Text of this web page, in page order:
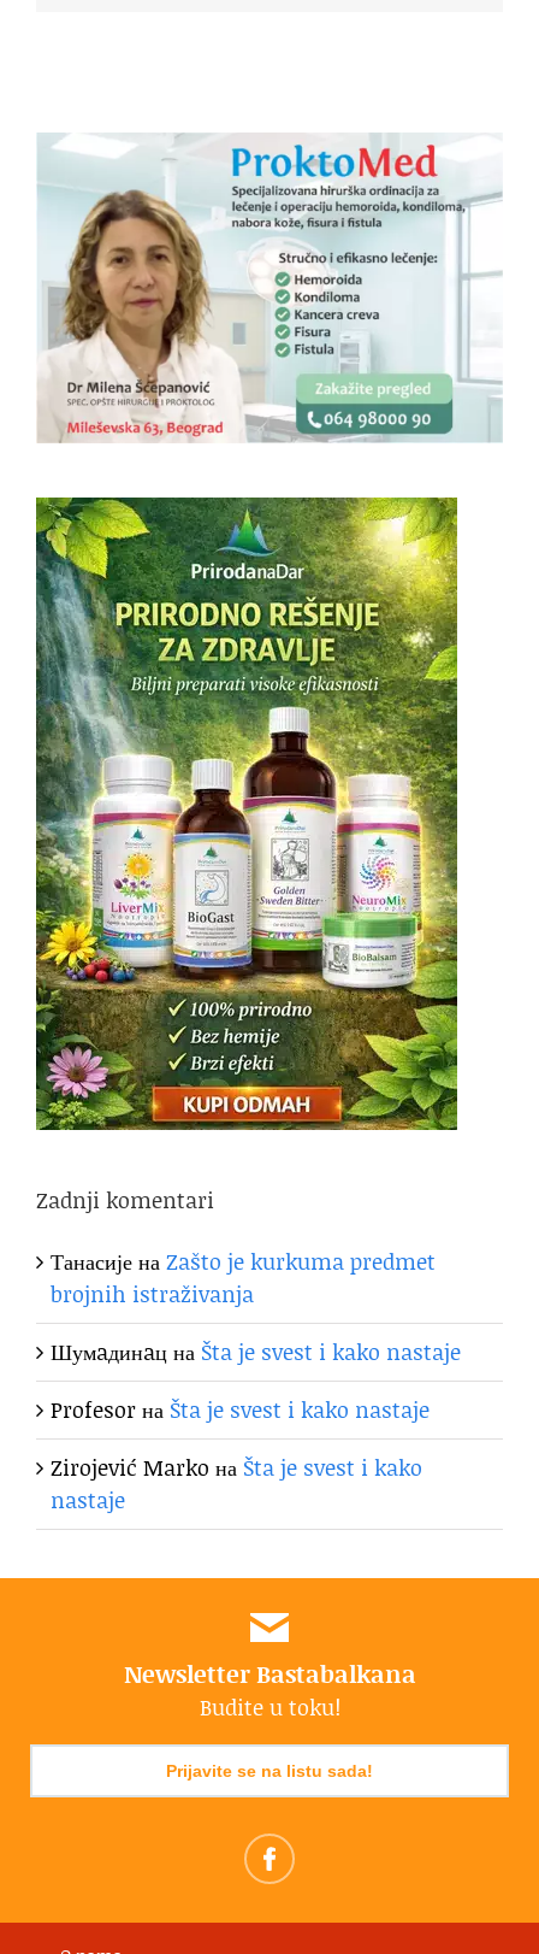
Zadnji komentari
ТанасијенаZašto je kurkuma predmet
brojnih istraživanja
Шумaдинaцна Šta je svest i kako nastaje
Profesorна Šta je svest i kako nastaje
Zirojević Marko на Šta je svest i kako
nastaje
Newsletter Bastabalkana
Budite u toku!
Prijavite se na listu sada!